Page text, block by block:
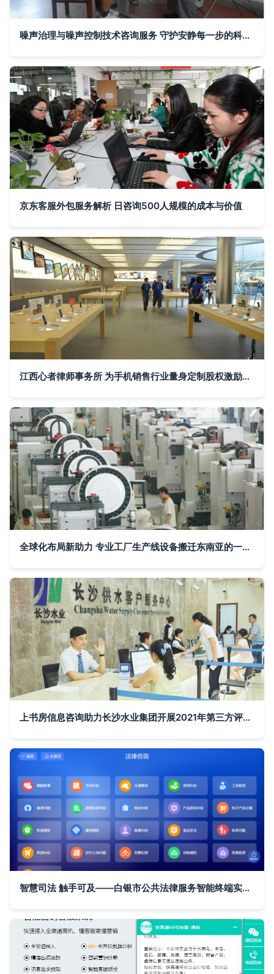
噪声治理与噪声控制技术咨询服务 守护安静每一步的科学方法
京东客服外包服务解析 日咨询500人规模的成本与价值
江西心者律师事务所 为手机销售行业量身定制股权激励与合伙人制度咨询服务
全球化布局新助力 专业工厂生产线设备搬迁东南亚的一站式物流与信息咨询服务
上书房信息咨询助力长沙水业集团开展2021年第三方评估服务
智慧司法 触手可及——白银市公共法律服务智能终端实现全域覆盖，开启'一站通'精细化服务新时代